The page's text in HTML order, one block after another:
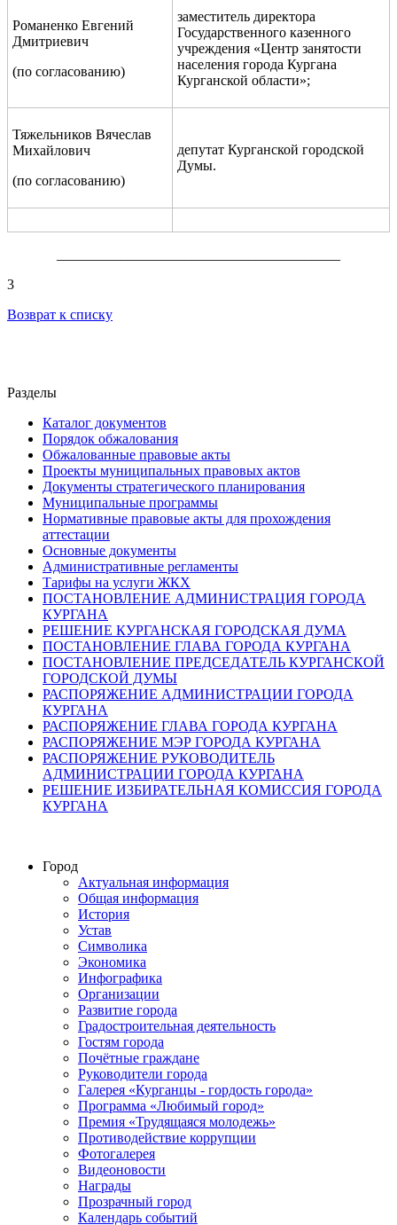
Романенко Евгений
Дмитриевич
(по согласованию)
заместитель директора
Государственного казенного
учреждения «Центр занятости
населения города Кургана
Курганской области»;
Тяжельников Вячеслав
Михайлович
(по согласованию)
депутат Курганской городской
Думы.
3
Возврат к списку
Разделы
Каталог документов
Порядок обжалования
Обжалованные правовые акты
Проекты муниципальных правовых актов
Документы стратегического планирования
Муниципальные программы
Нормативные правовые акты для прохождения
аттестации
Основные документы
Административные регламенты
Тарифы на услуги ЖКХ
ПОСТАНОВЛЕНИЕ АДМИНИСТРАЦИЯ ГОРОДА
КУРГАНА
РЕШЕНИЕ КУРГАНСКАЯ ГОРОДСКАЯ ДУМА
ПОСТАНОВЛЕНИЕ ГЛАВА ГОРОДА КУРГАНА
ПОСТАНОВЛЕНИЕ ПРЕДСЕДАТЕЛЬ КУРГАНСКОЙ
ГОРОДСКОЙ ДУМЫ
РАСПОРЯЖЕНИЕ АДМИНИСТРАЦИИ ГОРОДА
КУРГАНА
РАСПОРЯЖЕНИЕ ГЛАВА ГОРОДА КУРГАНА
РАСПОРЯЖЕНИЕ МЭР ГОРОДА КУРГАНА
РАСПОРЯЖЕНИЕ РУКОВОДИТЕЛЬ
АДМИНИСТРАЦИИ ГОРОДА КУРГАНА
РЕШЕНИЕ ИЗБИРАТЕЛЬНАЯ КОМИССИЯ ГОРОДА
КУРГАНА
Город
Актуальная информация
Общая информация
История
Устав
Символика
Экономика
Инфографика
Организации
Развитие города
Градостроительная деятельность
Гостям города
Почётные граждане
Руководители города
Галерея «Курганцы - гордость города»
Программа «Любимый город»
Премия «Трудящаяся молодежь»
Противодействие коррупции
Фотогалерея
Видеоновости
Награды
Прозрачный город
Календарь событий